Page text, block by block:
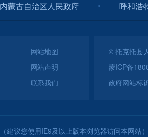
内蒙古自治区人民政府 呼和浩
网站地图
网站声明
联系我们
© 托克托县
蒙ICP备
政府网站标
（建议您使用IE9及以上版本浏览器访问本网